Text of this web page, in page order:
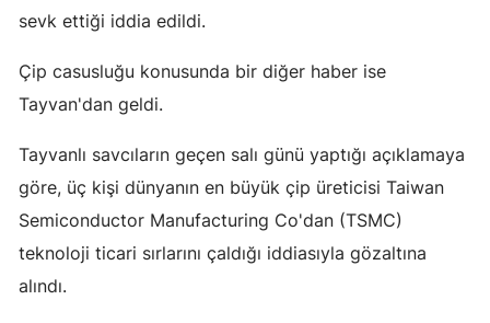
İstanbul
Kars
Kayseri
sevk ettiği iddia edildi.
Çip casusluğu konusunda bir diğer haber ise
Tayvan'dan geldi.
Tayvanlı savcıların geçen salı günü yaptığı açıklamaya
göre, üç kişi dünyanın en büyük çip üreticisi Taiwan
Semiconductor Manufacturing Co'dan (TSMC)
teknoloji ticari sırlarını çaldığı iddiasıyla gözaltına
alındı.